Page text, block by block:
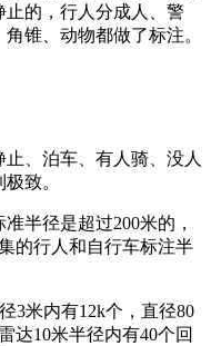
的，行人分成人、警
锥、动物都做了标注。
、泊车、有人骑、没人
致。
半径是超过200米的，
的行人和自行车标注半
3米内有12k个，直径80
达10米半径内有40个回